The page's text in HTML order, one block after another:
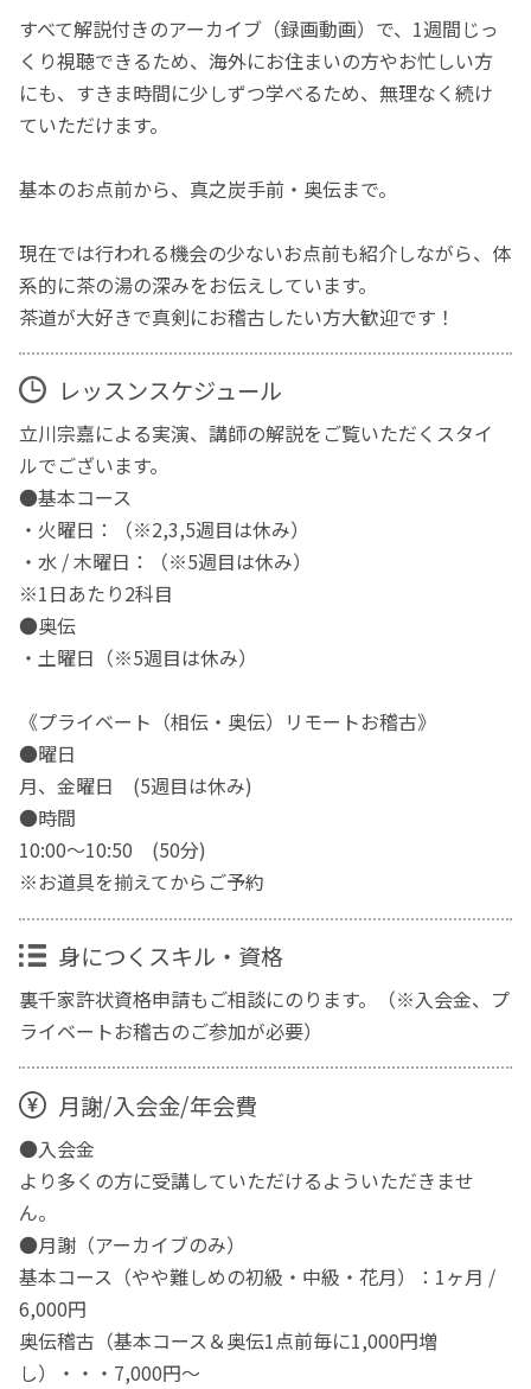
すべて解説付きのアーカイブ（録画動画）で、1週間じっ
くり視聴できるため、海外にお住まいの方やお忙しい方
にも、すきま時間に少しずつ学べるため、無理なく続け
ていただけます。
基本のお点前から、真之炭手前・奥伝まで。
現在では行われる機会の少ないお点前も紹介しながら、体
系的に茶の湯の深みをお伝えしています。
茶道が大好きで真剣にお稽古したい方大歓迎です！
レッスンスケジュール
立川宗嘉による実演、講師の解説をご覧いただくスタイ
ルでございます。
●基本コース
・火曜日：（※2,3,5週目は休み）
・水 / 木曜日：（※5週目は休み）
※1日あたり2科目
●奥伝
・土曜日（※5週目は休み）
《プライベート（相伝・奥伝）リモートお稽古》
●曜日
月、金曜日 (5週目は休み)
●時間
10:00～10:50 (50分)
※お道具を揃えてからご予約
身につくスキル・資格
裏千家許状資格申請もご相談にのります。（※入会金、プ
ライベートお稽古のご参加が必要）
月謝/入会金/年会費
●入会金
より多くの方に受講していただけるよういただきませ
ん。
●月謝（アーカイブのみ）
基本コース（やや難しめの初級・中級・花月）：1ヶ月 /
6,000円
奥伝稽古（基本コース＆奥伝1点前毎に1,000円増
し）・・・7,000円～